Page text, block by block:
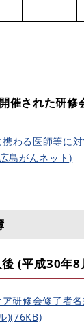
催された研
わる医師等に
島がんネット)
(平成30年8
研修会修了者
)(76KB)